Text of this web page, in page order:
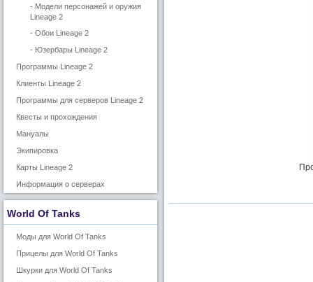
- Модели персонажей и оружия
Lineage 2
- Обои Lineage 2
- Юзербары Lineage 2
Программы Lineage 2
Клиенты Lineage 2
Программы для серверов Lineage 2
Квесты и прохождения
Мануалы
Экипировка
Карты Lineage 2
Информация о серверах
World Of Tanks
Моды для World Of Tanks
Прицелы для World Of Tanks
Шкурки для World Of Tanks